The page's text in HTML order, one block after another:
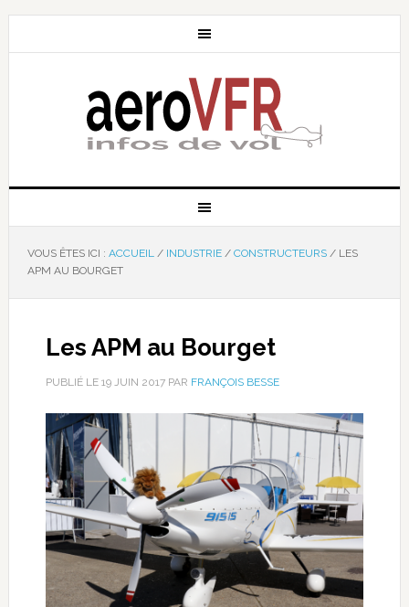
VOUS ÊTES ICI : ACCUEIL / INDUSTRIE / CONSTRUCTEURS /LES
APM AU BOURGET
Les APM au Bourget
PUBLIÉ LE 19 JUIN 2017PAR FRANÇOIS BESSE